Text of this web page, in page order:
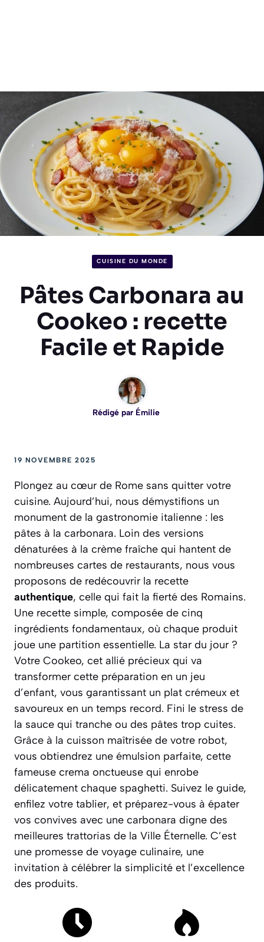
CUISINE DU MONDE
Pâtes Carbonara au
Cookeo : recette
Facile et Rapide
Rédigé par Émilie
19 NOVEMBRE 2025
Plongez au cœur de Rome sans quitter votre
cuisine. Aujourd’hui, nous démystifions un
monument de la gastronomie italienne : les
pâtes à la carbonara. Loin des versions
dénaturées à la crème fraîche qui hantent de
nombreuses cartes de restaurants, nous vous
proposons de redécouvrir la recette
authentique, celle qui fait la fierté des Romains.
Une recette simple, composée de cinq
ingrédients fondamentaux, où chaque produit
joue une partition essentielle. La star du jour ?
Votre Cookeo, cet allié précieux qui va
transformer cette préparation en un jeu
d’enfant, vous garantissant un plat crémeux et
savoureux en un temps record. Fini le stress de
la sauce qui tranche ou des pâtes trop cuites.
Grâce à la cuisson maîtrisée de votre robot,
vous obtiendrez une émulsion parfaite, cette
fameuse crema onctueuse qui enrobe
délicatement chaque spaghetti. Suivez le guide,
enfilez votre tablier, et préparez-vous à épater
vos convives avec une carbonara digne des
meilleures trattorias de la Ville Éternelle. C’est
une promesse de voyage culinaire, une
invitation à célébrer la simplicité et l’excellence
des produits.